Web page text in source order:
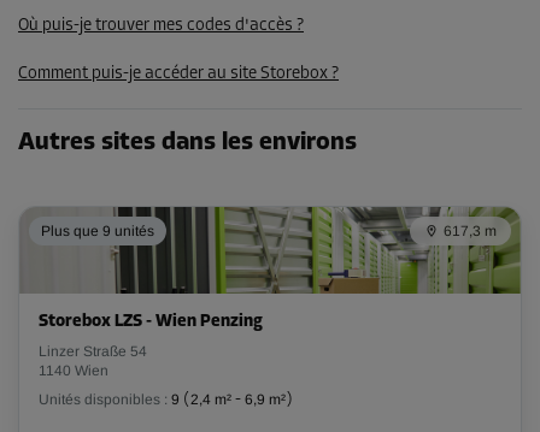
71,99 EUR/mois
Surface: 3,4 m²
2,53m Larg:1,32m Haut:3,75m
171,00 EUR/mois
153,89 EUR/mois
Où puis-je trouver mes codes d'accès ?
Comment puis-je accéder au site Storebox ?
Autres sites dans les environs
Plus que 9 unités 617,3 m
Storebox LZS - Wien Penzing
Linzer Straße 54
1140 Wien
Unités disponibles : 9 ( 2,4 m² - 6,9 m²)